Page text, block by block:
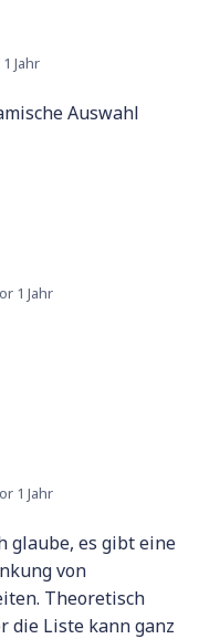
Jahr
Auswahl
1 Jahr
1 Jahr
glaube, es gibt eine
von
Theoretisch
die Liste kann ganz